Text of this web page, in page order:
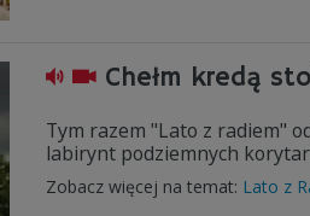
Chełm kredą
Tym razem "Lato z radiem"
labirynt podziemnych
Zobacz więcej na temat: Lato z